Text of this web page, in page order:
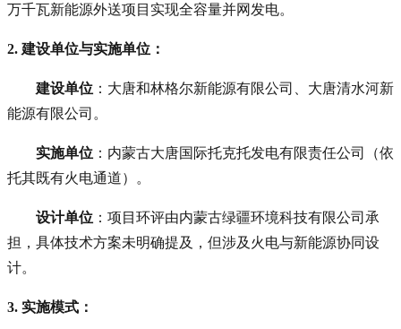
万千瓦新能源外送项目实现全容量并网发电。
2. 建设单位与实施单位 ：
建设单位 ：大唐和林格尔新能源有限公司、大唐清水河新
能源有限公司。
实施单位 ：内蒙古大唐国际托克托发电有限责任公司（依
托其既有火电通道）。
设计单位 ：项目环评由内蒙古绿疆环境科技有限公司承
担，具体技术方案未明确提及，但涉及火电与新能源协同设
计。
3. 实施模式 ：